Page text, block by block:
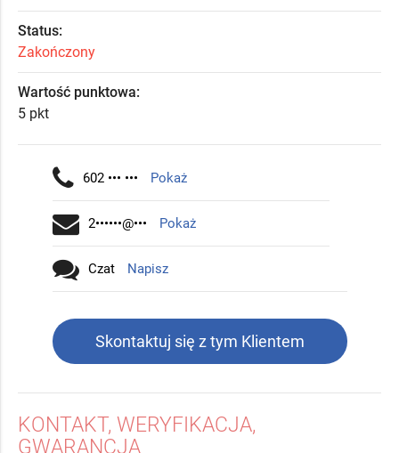
Status:
Zakończony
Wartość punktowa:
5 pkt
602 ••• ••• Pokaż
2••••••@••• Pokaż
Czat Napisz
Skontaktuj się z tym Klientem
KONTAKT, WERYFIKACJA,
GWARANCJA